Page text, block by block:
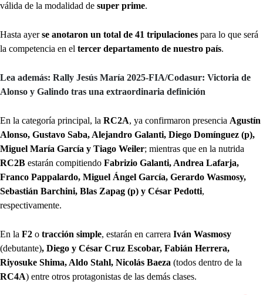
válida de la modalidad de super prime.
Hasta ayerse anotaron un total de 41 tripulaciones para lo que será
la competencia en el tercer departamento de nuestro país.
Lea además: Rally Jesús María 2025-FIA/Codasur: Victoria de
Alonso y Galindo tras una extraordinaria definición
En la categoría principal, la RC2A, ya confirmaron presencia Agustín
Alonso, Gustavo Saba, Alejandro Galanti, Diego Domínguez (p),
Miguel María García y Tiago Weiler; mientras que en la nutrida
RC2B estarán compitiendo Fabrizio Galanti, Andrea Lafarja,
Franco Pappalardo, Miguel Ángel García, Gerardo Wasmosy,
Sebastián Barchini, Blas Zapag (p) y César Pedotti,
respectivamente.
En la F2 o tracción simple, estarán en carrera Iván Wasmosy
(debutante), Diego y César Cruz Escobar, Fabián Herrera,
Riyosuke Shima, Aldo Stahl, Nicolás Baeza (todos dentro de la
RC4A) entre otros protagonistas de las demás clases.